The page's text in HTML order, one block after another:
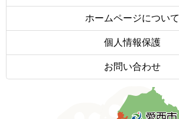
ホームページについて
個人情報保護
お問い合わせ